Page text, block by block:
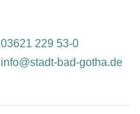
03621 229 53-0
info@stadt-bad-gotha.de